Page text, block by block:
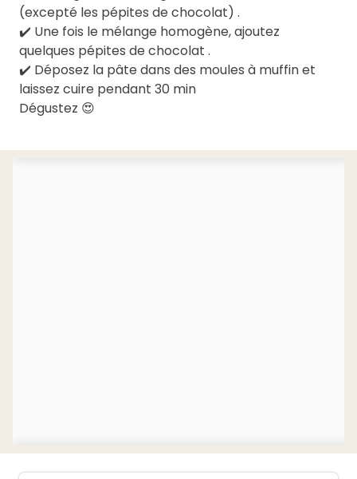
(excepté les pépites de chocolat) .
✔️ Une fois le mélange homogène, ajoutez
quelques pépites de chocolat .
✔️ Déposez la pâte dans des moules à muffin et
laissez cuire pendant 30 min
Dégustez 😍